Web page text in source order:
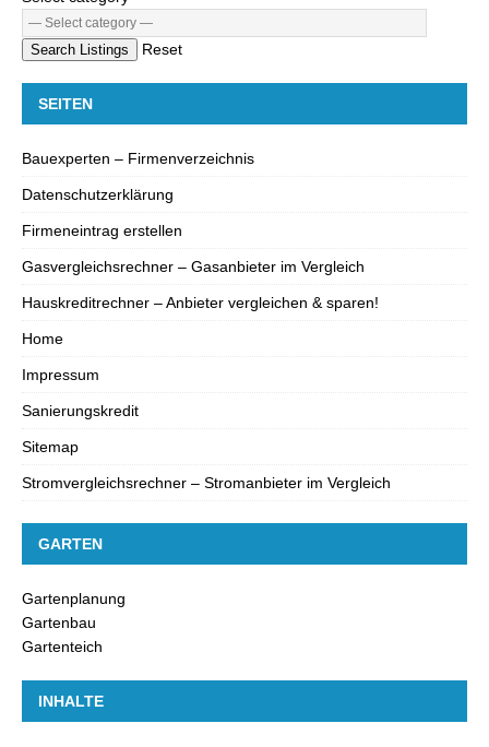
Search Listings Reset
SEITEN
Bauexperten – Firmenverzeichnis
Datenschutzerklärung
Firmeneintrag erstellen
Gasvergleichsrechner – Gasanbieter im Vergleich
Hauskreditrechner – Anbieter vergleichen & sparen!
Home
Impressum
Sanierungskredit
Sitemap
Stromvergleichsrechner – Stromanbieter im Vergleich
GARTEN
Gartenplanung
Gartenbau
Gartenteich
INHALTE